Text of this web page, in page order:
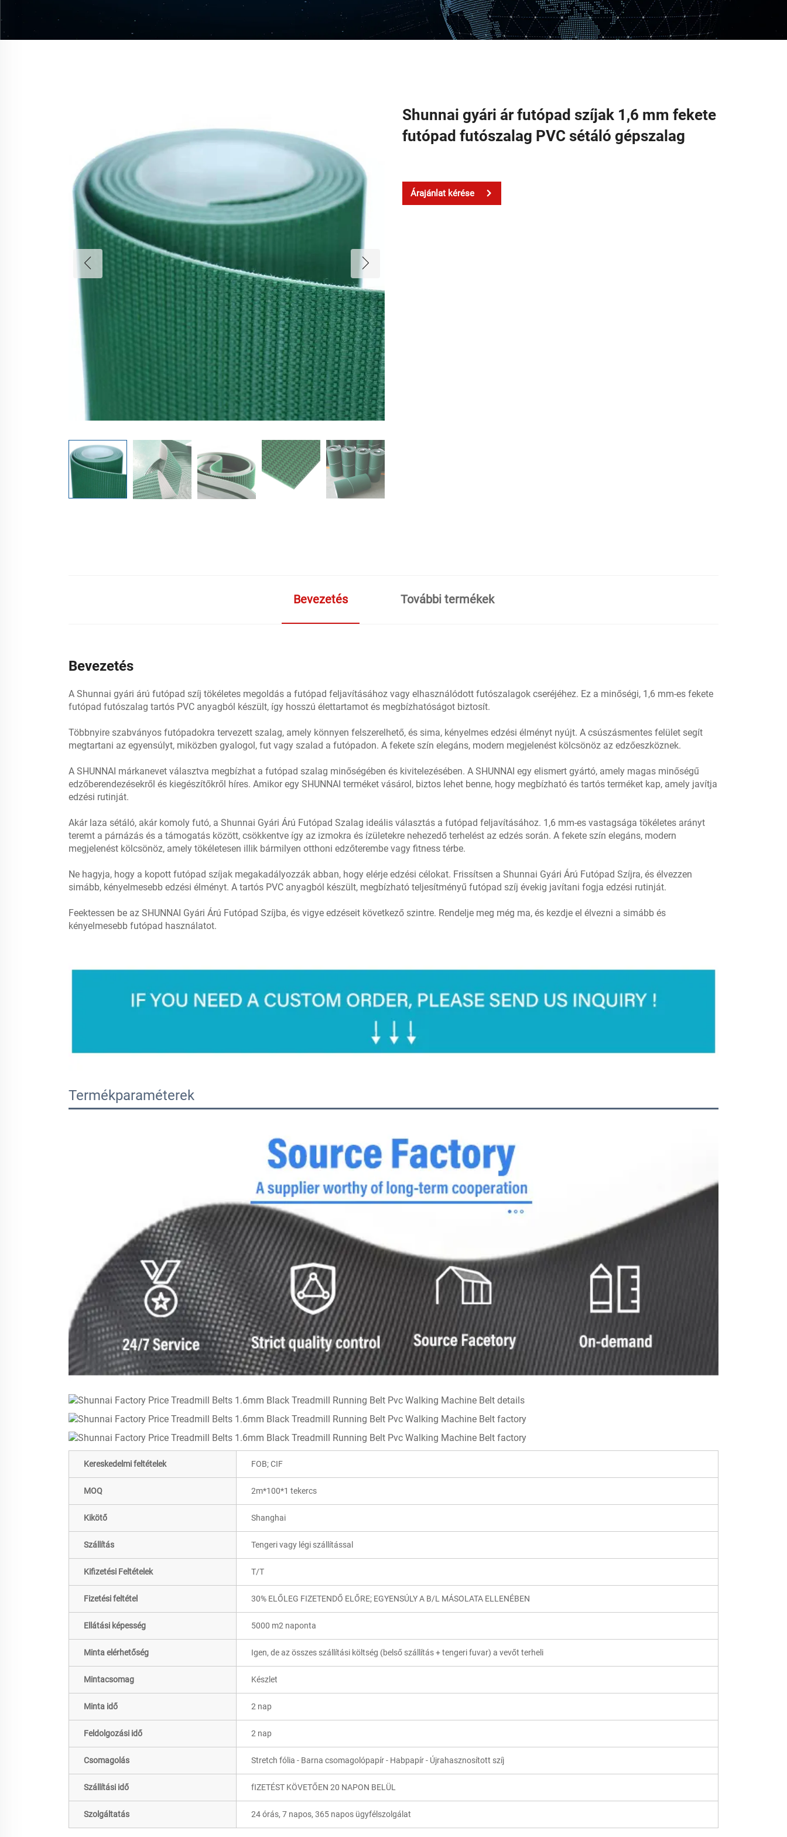
Shunnai gyári ár futópad szíjak 1,6 mm fekete
futópad futószalag PVC sétáló gépszalag
Árajánlat kérése
Bevezetés További termékek
Bevezetés
A Shunnai gyári árú futópad szíj tökéletes megoldás a futópad feljavításához vagy elhasználódott futószalagok cseréjéhez. Ez a minőségi, 1,6 mm-es fekete
futópad futószalag tartós PVC anyagból készült, így hosszú élettartamot és megbízhatóságot biztosít.
Többnyire szabványos futópadokra tervezett szalag, amely könnyen felszerelhető, és sima, kényelmes edzési élményt nyújt. A csúszásmentes felület segít
megtartani az egyensúlyt, miközben gyalogol, fut vagy szalad a futópadon. A fekete szín elegáns, modern megjelenést kölcsönöz az edzőeszköznek.
A SHUNNAI márkanevet választva megbízhat a futópad szalag minőségében és kivitelezésében. A SHUNNAI egy elismert gyártó, amely magas minőségű
edzőberendezésekről és kiegészítőkről híres. Amikor egy SHUNNAI terméket vásárol, biztos lehet benne, hogy megbízható és tartós terméket kap, amely javítja
edzési rutinját.
Akár laza sétáló, akár komoly futó, a Shunnai Gyári Árú Futópad Szalag ideális választás a futópad feljavításához. 1,6 mm-es vastagsága tökéletes arányt
teremt a párnázás és a támogatás között, csökkentve így az izmokra és ízületekre nehezedő terhelést az edzés során. A fekete szín elegáns, modern
megjelenést kölcsönöz, amely tökéletesen illik bármilyen otthoni edzőterembe vagy fitness térbe.
Ne hagyja, hogy a kopott futópad szíjak megakadályozzák abban, hogy elérje edzési célokat. Frissítsen a Shunnai Gyári Árú Futópad Szíjra, és élvezzen
simább, kényelmesebb edzési élményt. A tartós PVC anyagból készült, megbízható teljesítményű futópad szíj évekig javítani fogja edzési rutinját.
Feektessen be az SHUNNAI Gyári Árú Futópad Szíjba, és vigye edzéseit következő szintre. Rendelje meg még ma, és kezdje el élvezni a simább és
kényelmesebb futópad használatot.
Termékparaméterek
Kereskedelmi feltételek FOB; CIF
MOQ 2m*100*1 tekercs
Kikötő Shanghai
Szállítás Tengeri vagy légi szállítással
Kifizetési Feltételek T/T
Fizetési feltétel 30% ELŐLEG FIZETENDŐ ELŐRE; EGYENSÚLY A B/L MÁSOLATA ELLENÉBEN
Ellátási képesség 5000 m2 naponta
Minta elérhetőség Igen, de az összes szállítási költség (belső szállítás + tengeri fuvar) a vevőt terheli
Mintacsomag Készlet
Minta idő 2 nap
Feldolgozási idő 2 nap
Csomagolás Stretch fólia - Barna csomagolópapír - Habpapír - Újrahasznosított szíj
Szállítási idő fIZETÉST KÖVETŐEN 20 NAPON BELÜL
Szolgáltatás 24 órás, 7 napos, 365 napos ügyfélszolgálat